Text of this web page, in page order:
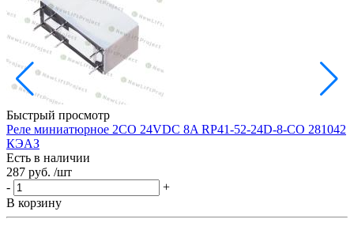
Быстрый просмотр
Реле миниатюрное 2CO 24VDC 8A RP41-52-24D-8-CO 281042
КЭАЗ
Есть в наличии
287 руб. /шт
-
+
В корзину